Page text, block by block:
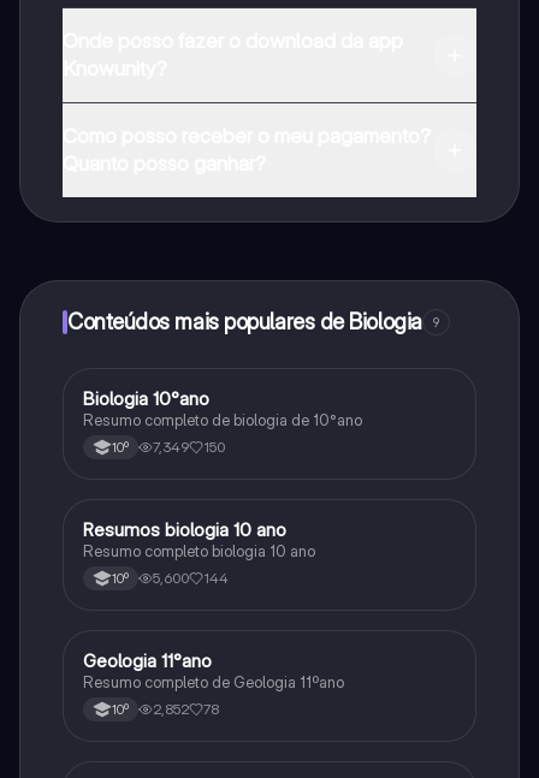
Conteúdos mais populares de Biologia 9
Biologia
Biologia 10°ano
Resumo completo de biologia de 10°ano
10º 7,349 150
Biologia
Resumos biologia 10 ano
Resumo completo biologia 10 ano
10º 5,600 144
Biologia
Geologia 11°ano
Resumo completo de Geologia 11ºano
10º 2,852 78